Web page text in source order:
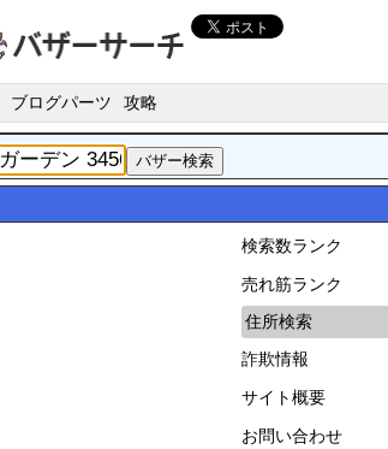
ブログパーツ 攻略
検索数ランク
売れ筋ランク
住所検索
詐欺情報
サイト概要
お問い合わせ